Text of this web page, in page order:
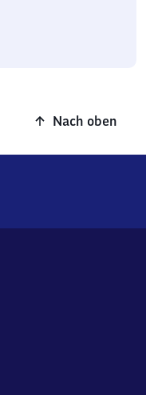
Nach oben